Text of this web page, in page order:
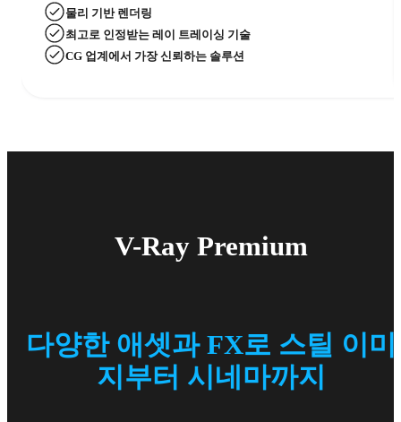
물리 기반 렌더링
최고로 인정받는 레이 트레이싱 기술
CG 업계에서 가장 신뢰하는 솔루션
V-Ray Premium
다양한 애셋과 FX로 스틸 이미
지부터 시네마까지